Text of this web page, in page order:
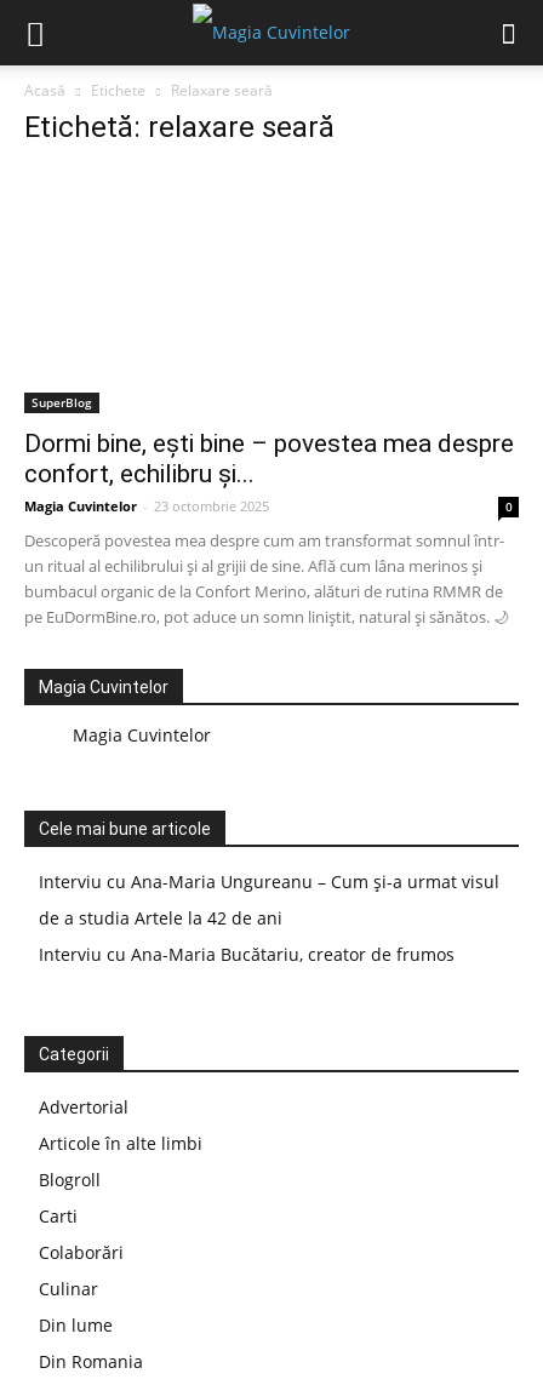
Acasă Etichete Relaxare seară
Etichetă: relaxare seară
SuperBlog
Dormi bine, ești bine – povestea mea despre
confort, echilibru și...
Magia Cuvintelor - 23 octombrie 2025 0
Descoperă povestea mea despre cum am transformat somnul într-
un ritual al echilibrului și al grijii de sine. Află cum lâna merinos și
bumbacul organic de la Confort Merino, alături de rutina RMMR de
pe EuDormBine.ro, pot aduce un somn liniștit, natural și sănătos. 🌙
Magia Cuvintelor
Magia Cuvintelor
Cele mai bune articole
Interviu cu Ana-Maria Ungureanu – Cum și-a urmat visul
de a studia Artele la 42 de ani
Interviu cu Ana-Maria Bucătariu, creator de frumos
Categorii
Advertorial
Articole în alte limbi
Blogroll
Carti
Colaborări
Culinar
Din lume
Din Romania